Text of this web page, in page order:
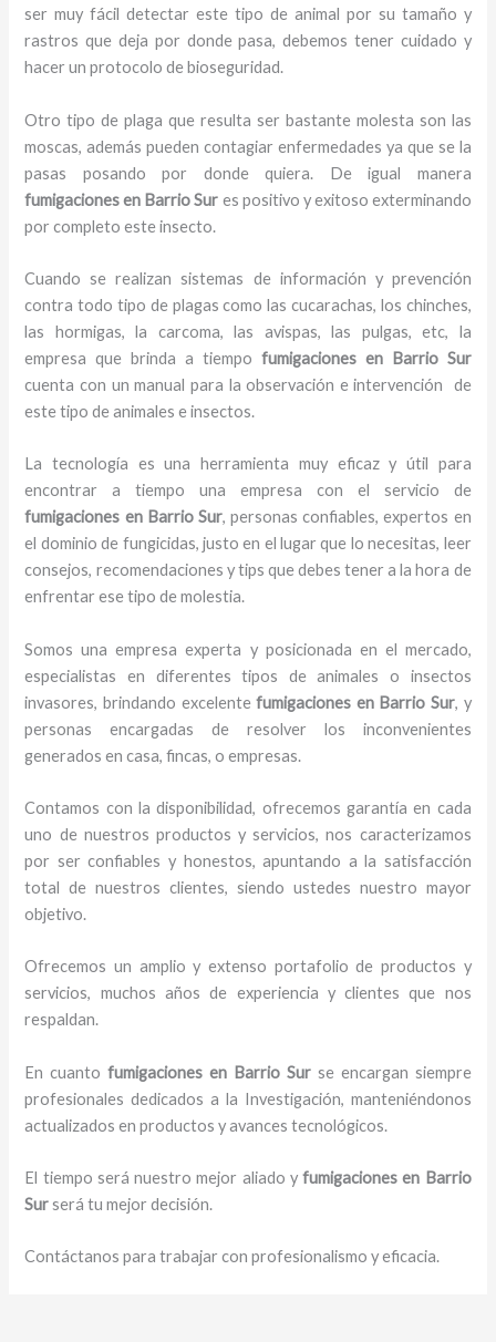
ser muy fácil detectar este tipo de animal por su tamaño y
rastros que deja por donde pasa, debemos tener cuidado y
hacer un protocolo de bioseguridad.
Otro tipo de plaga que resulta ser bastante molesta son las
moscas, además pueden contagiar enfermedades ya que se la
pasas posando por donde quiera. De igual manera
fumigacionesen Barrio Sur es positivo y exitoso exterminando
por completo este insecto.
Cuando se realizan sistemas de información y prevención
contra todo tipo de plagas como las cucarachas, los chinches,
las hormigas, la carcoma, las avispas, las pulgas, etc, la
empresa que brinda a tiempo fumigacionesen Barrio Sur
cuenta con un manual para la observación e intervención de
este tipo de animales e insectos.
La tecnología es una herramienta muy eficaz y útil para
encontrar a tiempo una empresa con el servicio de
fumigaciones en Barrio Sur, personas confiables, expertos en
el dominio de fungicidas, justo en el lugar que lo necesitas, leer
consejos, recomendaciones y tips que debes tener a la hora de
enfrentar ese tipo de molestia.
Somos una empresa experta y posicionada en el mercado,
especialistas en diferentes tipos de animales o insectos
invasores, brindando excelentefumigaciones en Barrio Sur, y
personas encargadas de resolver los inconvenientes
generados en casa, fincas, o empresas.
Contamos con la disponibilidad, ofrecemos garantía en cada
uno de nuestros productos y servicios, nos caracterizamos
por ser confiables y honestos, apuntando a la satisfacción
total de nuestros clientes, siendo ustedes nuestro mayor
objetivo.
Ofrecemos un amplio y extenso portafolio de productos y
servicios, muchos años de experiencia y clientes que nos
respaldan.
En cuantofumigaciones en Barrio Sur se encargan siempre
profesionales dedicados a la Investigación, manteniéndonos
actualizados en productos y avances tecnológicos.
El tiempo será nuestro mejor aliado yfumigacionesen Barrio
Surserá tu mejor decisión.
Contáctanos para trabajar con profesionalismo y eficacia.